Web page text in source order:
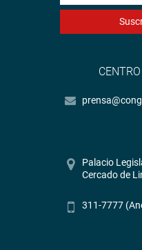
Palacio
Cercado de
311-7777